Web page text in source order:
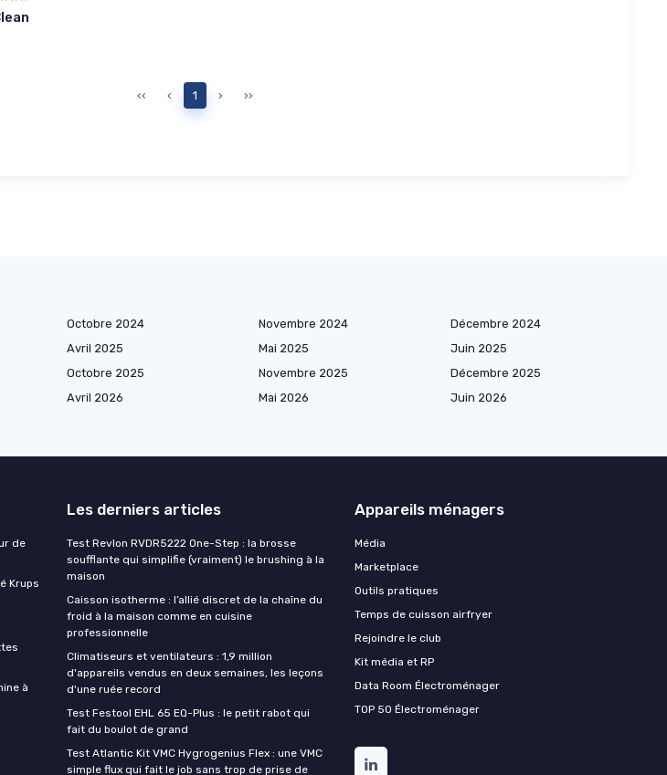
‹‹ ‹ 1 › ››
Octobre 2024 Novembre 2024
Décembre 2024
Avril 2025 Mai 2025
Juin 2025
Octobre 2025 Novembre 2025
Décembre 2025
Avril 2026 Mai 2026
Juin 2026
de
Krups
à
Les derniers articles
Test Revlon RVDR5222 One-Step : la brosse
soufflante qui simplifie (vraiment) le brushing à la
maison
Caisson isotherme : l’allié discret de la chaîne du
froid à la maison comme en cuisine
professionnelle
Climatiseurs et ventilateurs : 1,9 million
d'appareils vendus en deux semaines, les leçons
d'une ruée record
Test Festool EHL 65 EQ-Plus : le petit rabot qui
fait du boulot de grand
Test Atlantic Kit VMC Hygrogenius Flex : une VMC
simple flux qui fait le job sans trop de prise de
Appareils ménagers
Média
Marketplace
Outils pratiques
Temps de cuisson airfryer
Rejoindre le club
Kit média et RP
Data Room Électroménager
TOP 50 Électroménager